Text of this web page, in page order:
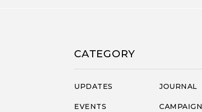
CATEGORY
UPDATES JOURNAL
EVENTS CAMPAIGN